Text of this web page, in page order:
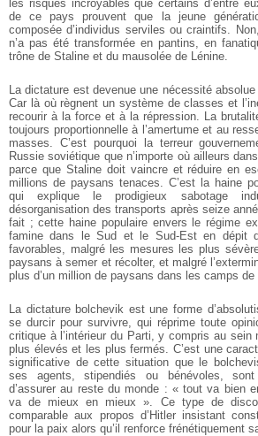
les risques incroyables que certains d’entre
de ce pays prouvent que la jeune
composée d’individus serviles ou craintifs.
n’a pas été transformée en pantins, en
trône de Staline et du mausolée de Lénine.
La dictature est devenue une nécessité
Car là où règnent un système de classes et
recourir à la force et à la répression. La
toujours proportionnelle à l’amertume et au
masses. C’est pourquoi la terreur
Russie soviétique que n’importe où ailleurs
parce que Staline doit vaincre et réduire en
millions de paysans tenaces. C’est la haine
qui explique le prodigieux sabotage
désorganisation des transports après seize
fait ; cette haine populaire envers le régime
famine dans le Sud et le Sud-Est en dépit
favorables, malgré les mesures les plus
paysans à semer et récolter, et malgré
plus d’un million de paysans dans les camps de
La dictature bolchevik est une forme
se durcir pour survivre, qui réprime toute
critique à l’intérieur du Parti, y compris au
plus élevés et les plus fermés. C’est une
significative de cette situation que le
ses agents, stipendiés ou bénévoles,
d’assurer au reste du monde : « tout va bien
va de mieux en mieux ». Ce type de
comparable aux propos d’Hitler insistant
pour la paix alors qu’il renforce frénétiquement